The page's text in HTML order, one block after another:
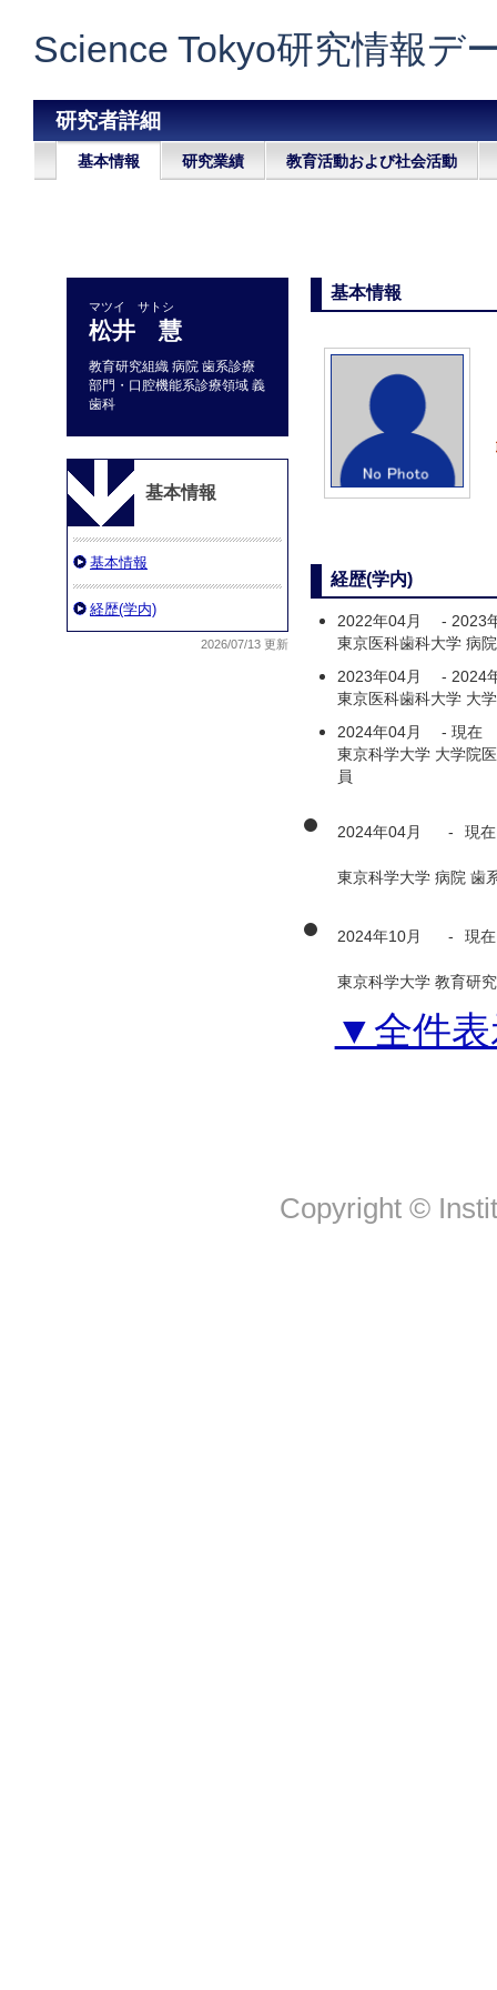
Science Tokyo研究情報デ
研究者詳細
基本情報 研究業績 教育活動および社会活動
マツイ サトシ
松井 慧
教育研究組織 病院 歯系診療
部門・口腔機能系診療領域 義
歯科
基本情報
基本情報
経歴(学内)
2026/07/13 更新
基本情報
経歴(学内)
2022年04月 - 2023
東京医科歯科大学 病
2023年04月
- 2024
東京医科歯科大学 大
2024年04月
- 現在
東京科学大学 大学院
員
2024年04月 - 現在
東京科学大学 病院 歯
2024年10月 - 現在
東京科学大学 教育研
▼全件表
Copyright ©